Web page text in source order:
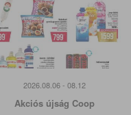
2026.08.06 - 08.12
Akciós újság Coop